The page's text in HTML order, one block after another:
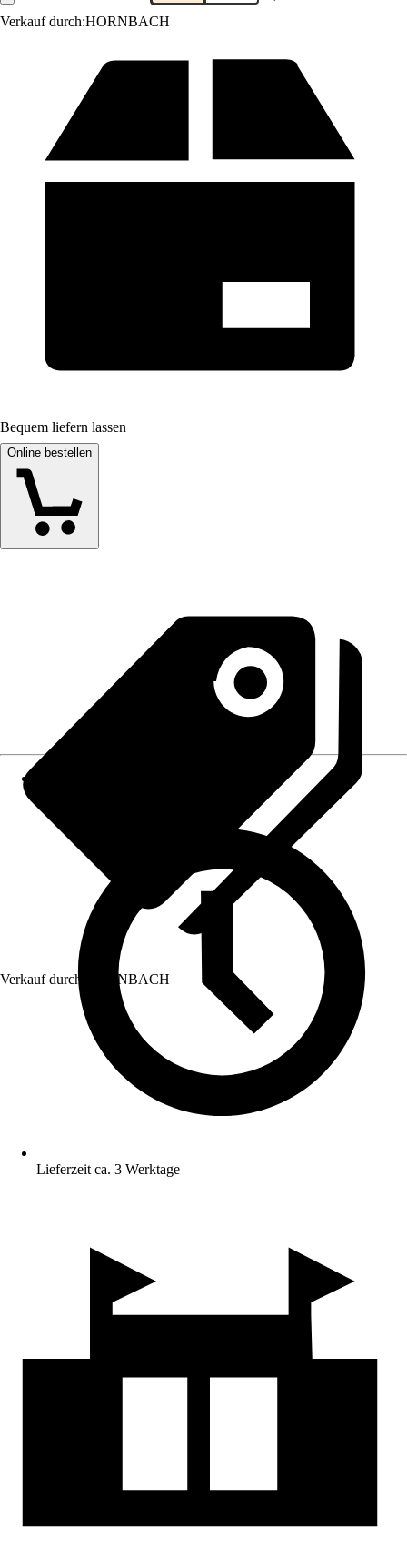
Verkauf durch:HORNBACH
Bequem liefern lassen
Online bestellen
Verkauf durch: HORNBACH
Lieferzeit ca. 3 Werktage